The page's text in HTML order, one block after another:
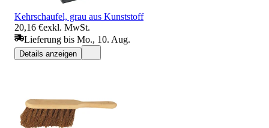
Kehrschaufel, grau aus Kunststoff
20,16 €exkl. MwSt.
Lieferung bis Mo., 10. Aug.
Details anzeigen